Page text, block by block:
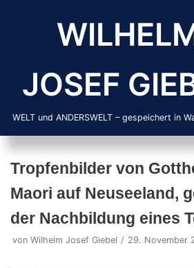
JOSEF
WELT und ANDERSWELT – gespeichert in
Tropfenbilder von
Maori auf Neuseeland,
der Nachbildung eines
von Wilhelm Josef Giebel 29. November